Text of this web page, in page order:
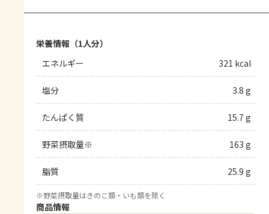
栄養情報（1人分）
エネルギー
321 kcal
塩分 3.8 g
たんぱく質 15.7 g
野菜摂取量※ 163 g
脂質 25.9 g
※野菜摂取量はきのこ類・いも類を除く
商品情報